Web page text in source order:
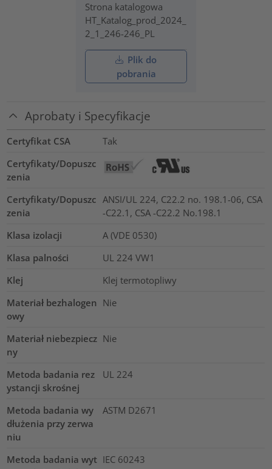
Strona katalogowa
HT_Katalog_prod_2024_
2_1_246-246_PL
Plik do
pobrania
Aprobaty i Specyfikacje
Certyfikat CSA
Tak
Certyfikaty/Dopuszc
zenia
Certyfikaty/Dopuszc
zenia
ANSI/UL 224, C22.2 no. 198.1-06, CSA
-C22.1, CSA -C22.2 No.198.1
Klasa izolacji
A (VDE 0530)
Klasa palności
UL 224 VW1
Klej
Klej termotopliwy
Materiał bezhalogen
owy
Nie
Materiał niebezpiecz
ny
Nie
Metoda badania rez
ystancji skrośnej
UL 224
Metoda badania wy
dłużenia przy zerwa
niu
ASTM D2671
Metoda badania wyt IEC 60243